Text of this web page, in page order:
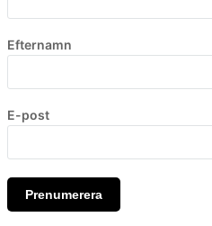
Efternamn
E-post
Prenumerera